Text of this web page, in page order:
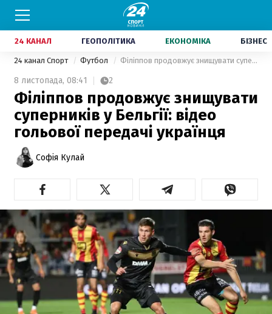
24 КАНАЛ ГЕОПОЛІТИКА ЕКОНОМІКА БІЗНЕС
24 канал Спорт Футбол Філіппов продовжує знищувати суперників у Бельгії: відео гольової передачі українця
8 листопада, 08:41 2
Філіппов продовжує знищувати
суперників у Бельгії: відео
гольової передачі українця
Софія Кулай